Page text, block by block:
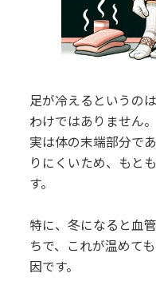
足が冷えるというの
わけではありません。
実は体の末端部分で
りにくいため、もと
す。
特に、冬になると血
ちで、これが温めて
因です。